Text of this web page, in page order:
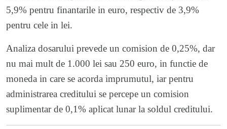
5,9% pentru finantarile in euro, respectiv de 3,9%
pentru cele in lei.
Analiza dosarului prevede un comision de 0,25%, dar
nu mai mult de 1.000 lei sau 250 euro, in functie de
moneda in care se acorda imprumutul, iar pentru
administrarea creditului se percepe un comision
suplimentar de 0,1% aplicat lunar la soldul creditului.